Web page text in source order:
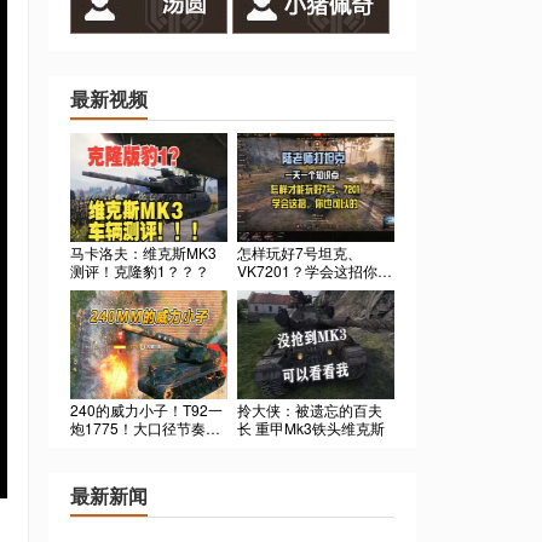
最新视频
马卡洛夫：维克斯MK3
测评！克隆豹1？？？
怎样玩好7号坦克、
VK7201？学会这招你也
可以
240的威力小子！T92一
炮1775！大口径节奏秒
拎大侠：被遗忘的百夫
长 重甲Mk3铁头维克斯
最新新闻